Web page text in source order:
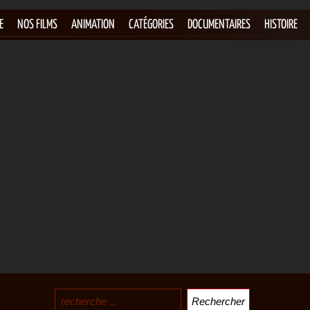
NOS FILMS ANIMATION CATÉGORIES DOCUMENTAIRES HISTOIRE